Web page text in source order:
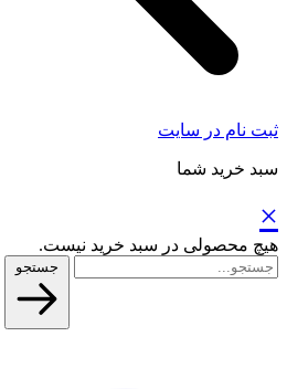
ثبت نام در سایت
سبد خرید شما
×
هیچ محصولی در سبد خرید نیست.
جستجو